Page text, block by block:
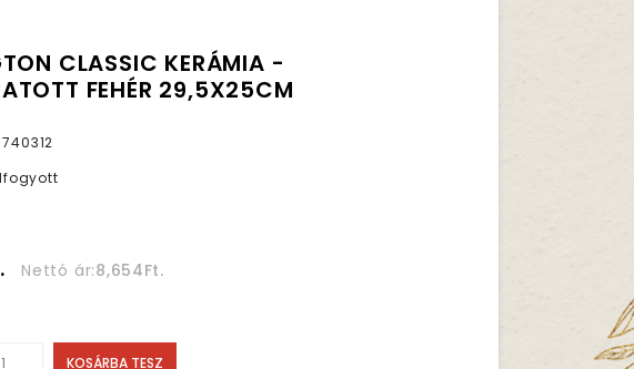
CLASSIC KERÁMIA -
FEHÉR 29,5X25CM
740312
Nettó ár:8,654Ft.
KOSÁRBA TESZ